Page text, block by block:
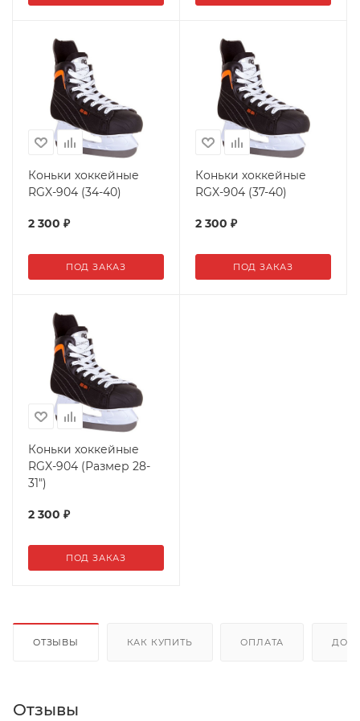
Коньки хоккейные
RGX-904 (34-40)
2 300 ₽
ПОД ЗАКАЗ
Коньки хоккейные
RGX-904 (37-40)
2 300 ₽
ПОД ЗАКАЗ
Коньки хоккейные
RGX-904 (Размер 28-
31")
2 300 ₽
ПОД ЗАКАЗ
ОТЗЫВЫ КАК КУПИТЬ ОПЛАТА
Отзывы